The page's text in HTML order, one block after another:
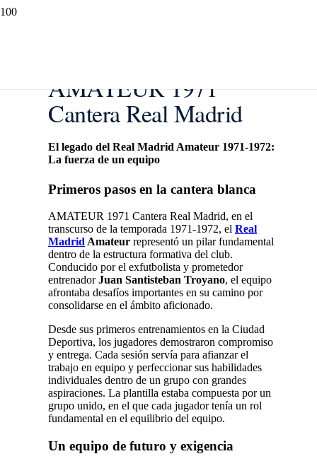
AMATEUR 1971
Cantera Real Madrid
El legado del Real Madrid Amateur 1971-1972:
La fuerza de un equipo
Primeros pasos en la cantera blanca
AMATEUR 1971 Cantera Real Madrid, en el
transcurso de la temporada 1971-1972, el Real
Madrid Amateur representó un pilar fundamental
dentro de la estructura formativa del club.
Conducido por el exfutbolista y prometedor
entrenadorJuan Santisteban Troyano, el equipo
afrontaba desafíos importantes en su camino por
consolidarse en el ámbito aficionado.
Desde sus primeros entrenamientos en la Ciudad
Deportiva, los jugadores demostraron compromiso
y entrega. Cada sesión servía para afianzar el
trabajo en equipo y perfeccionar sus habilidades
individuales dentro de un grupo con grandes
aspiraciones. La plantilla estaba compuesta por un
grupo unido, en el que cada jugador tenía un rol
fundamental en el equilibrio del equipo.
Un equipo de futuro y exigencia